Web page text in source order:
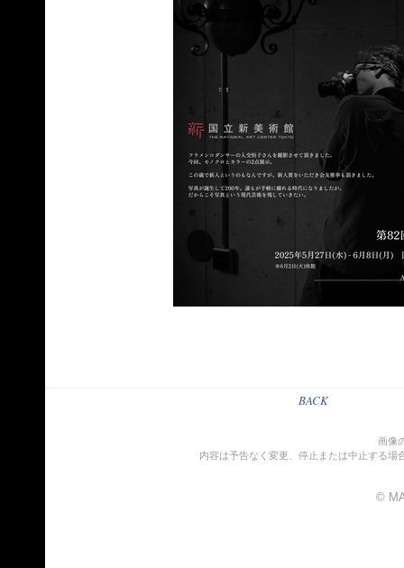
BACK
画像
内容は予告なく変更、停止または中止する
©